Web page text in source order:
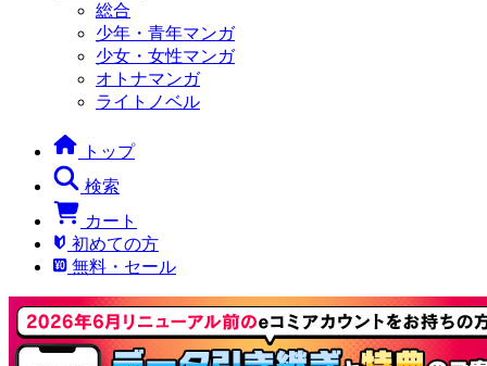
総合
少年・青年マンガ
少女・女性マンガ
オトナマンガ
ライトノベル
トップ
検索
カート
初めての方
無料・セール